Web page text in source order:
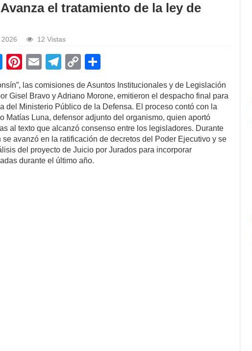
el tratamiento de la ley de
12 Vistas
M
e
ss
e
n
g
er
Pi
nt
er
e
st
E
m
ail
T
e
gr
a
m
C
o
p
y
Li
n
k
ar
e
las comisiones de Asuntos Institucionales y de Legislación
Gisel Bravo y Adriano Morone, emitieron el despacho final para
del Ministerio Público de la Defensa. El proceso contó con la
Matías Luna, defensor adjunto del organismo, quien aportó
al texto que alcanzó consenso entre los legisladores. Durante
se avanzó en la ratificación de decretos del Poder Ejecutivo y se
del proyecto de Juicio por Jurados para incorporar
durante el último año.